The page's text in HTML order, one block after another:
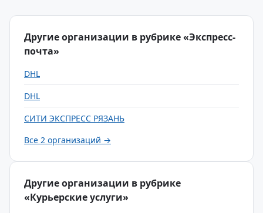
Другие организации в рубрике «Экспресс-
почта»
DHL
DHL
СИТИ ЭКСПРЕСС РЯЗАНЬ
Все 2 организаций →
Другие организации в рубрике
«Курьерские услуги»